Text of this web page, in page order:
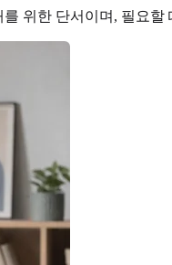
위한 단서이며, 필요